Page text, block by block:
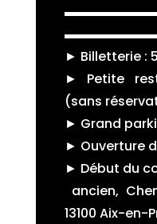
► Billetterie :
► Petite
(sans
► Grand
► Ouverture
► Début du
ancien,
13100 Aix-en-